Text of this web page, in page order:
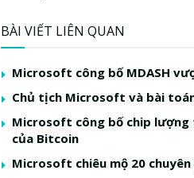
BÀI VIẾT LIÊN QUAN
Microsoft công bố MDASH
Chủ tịch Microsoft và bài
Microsoft công bố chip lượng
của Bitcoin
Microsoft chiêu mộ 20